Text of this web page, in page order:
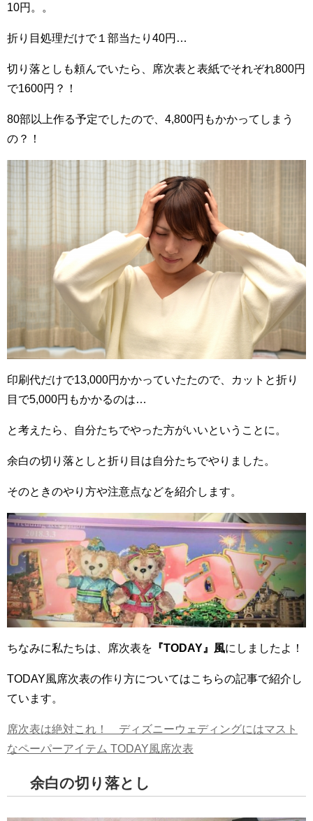
10円。。
折り目処理だけで１部当たり40円…
切り落としも頼んでいたら、席次表と表紙でそれぞれ800円
で1600円？！
80部以上作る予定でしたので、4,800円もかかってしまう
の？！
印刷代だけで13,000円かかっていたたので、カットと折り
目で5,000円もかかるのは…
と考えたら、自分たちでやった方がいいということに。
余白の切り落としと折り目は自分たちでやりました。
そのときのやり方や注意点などを紹介します。
ちなみに私たちは、席次表を 『TODAY』風にしましたよ！
TODAY風席次表の作り方についてはこちらの記事で紹介し
ています。
席次表は絶対これ！ ディズニーウェディングにはマスト
なペーパーアイテム TODAY風席次表
余白の切り落とし